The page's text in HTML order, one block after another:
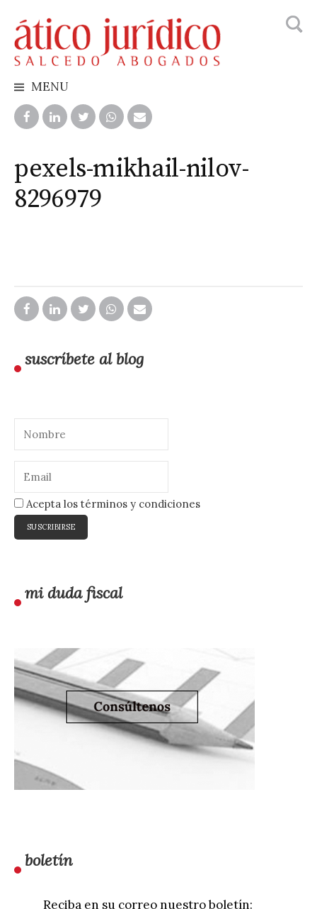
to
content
MENU
pexels-mikhail-nilov-
8296979
suscríbete al blog
Acepta los términos y condiciones
mi duda fiscal
boletín
Reciba en su correo nuestro boletín: